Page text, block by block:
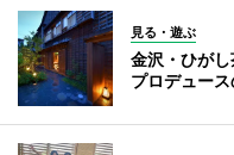
見る・遊ぶ
金沢・ひが
プロデュー